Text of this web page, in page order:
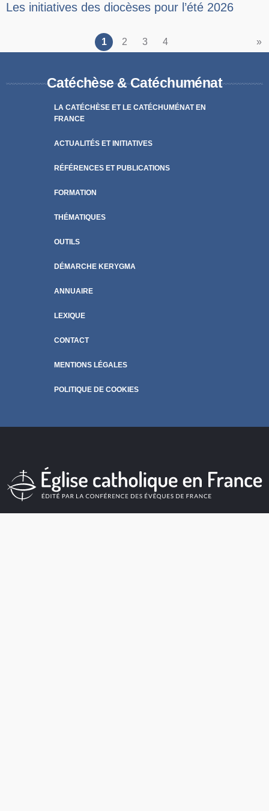
Les initiatives des diocèses pour l’été 2026
1 2 3 4 »
Catéchèse & Catéchuménat
LA CATÉCHÈSE ET LE CATÉCHUMÉNAT EN
FRANCE
ACTUALITÉS ET INITIATIVES
RÉFÉRENCES ET PUBLICATIONS
FORMATION
THÉMATIQUES
OUTILS
DÉMARCHE KERYGMA
ANNUAIRE
LEXIQUE
CONTACT
MENTIONS LÉGALES
POLITIQUE DE COOKIES